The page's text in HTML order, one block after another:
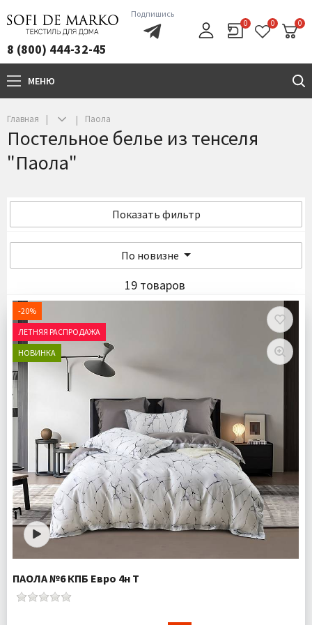
8 (800) 444-32-45
Подпишись
0 0 0
МЕНЮ
Главная Паола
Постельное белье из тенселя
"Паола"
Показать фильтр
По новизне
19 товаров
-20%
ЛЕТНЯЯ РАСПРОДАЖА
НОВИНКА
ПАОЛА №6 КПБ Евро 4н Т